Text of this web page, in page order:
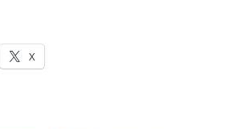
X